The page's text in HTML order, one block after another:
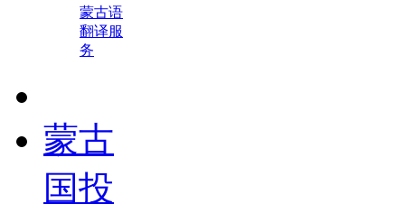
蒙古语
翻译服
务
蒙古
国投